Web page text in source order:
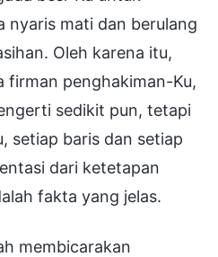
nyaris mati dan berulang
Oleh karena itu,
firman penghakiman-Ku,
sedikit pun, tetapi
setiap baris dan setiap
dari ketetapan
fakta yang jelas.
membicarakan